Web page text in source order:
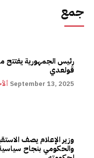
جمع
رئيس الجمهورية
قولعدي
September 13, 2025
وزير الإعلام يصف
والحكومي بنجاح